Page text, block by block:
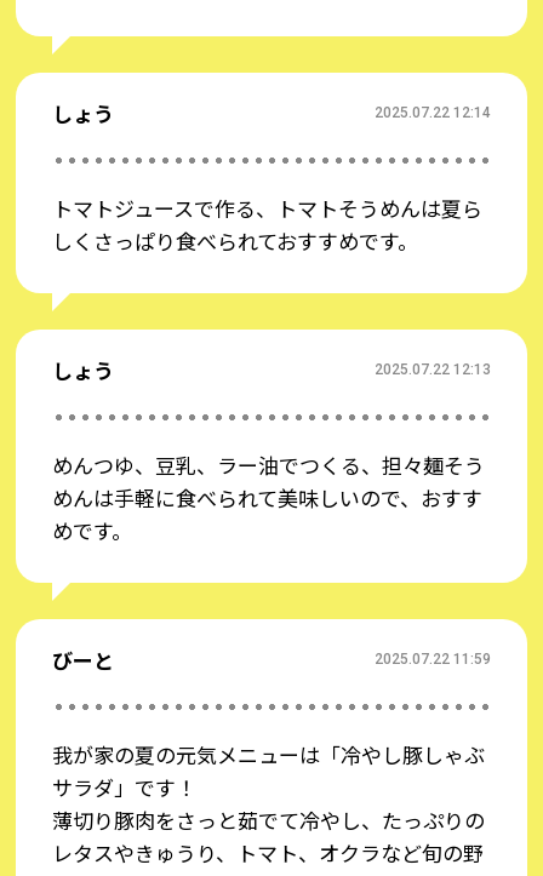
選確率が2倍になります♪
キャンペーンの詳細はこちら【応募締切：
2025/7/22(火)13時まで】＞
夏はこれでしょ！夏野菜カレーレシピ＞
生活の工夫を食育マスターの健康メニューで乗り越
える！
しょう 2025.07.22 12:14
トマトジュースで作る、トマトそうめんは夏ら
しくさっぱり食べられておすすめです。
しょう 2025.07.22 12:13
めんつゆ、豆乳、ラー油でつくる、担々麺そう
めんは手軽に食べられて美味しいので、おすす
めです。
びーと 2025.07.22 11:59
我が家の夏の元気メニューは「冷やし豚しゃぶ
サラダ」です！
薄切り豚肉をさっと茹でて冷やし、たっぷりの
レタスやきゅうり、トマト、オクラなど旬の野